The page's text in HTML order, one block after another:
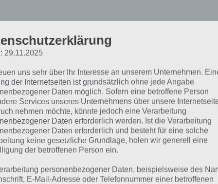
Lösung auf Fragen
D
geht es mit den Sachverhalten mit dem
wir für euch die 94% Lösung so aufbereitet, dass ihr
sodass euch die Antworten angezeigt werden.
“Dafür braucht man ein Ticket” gefragt. Weiterhin
die man mit anderen Ländern in Verbindung
29.11.2025
uns sehr über Ihr Interesse an unserem Unternehmen.
der Internetseiten ist grundsätzlich ohne jede Angabe
Daten möglich. Sofern eine betroffene Person
Services unseres Unternehmens über unsere
nehmen möchte, könnte jedoch eine Verarbeitung
Daten erforderlich werden. Ist die Verarbeitung
Daten erforderlich und besteht für eine solche
keine gesetzliche Grundlage, holen wir generell eine
der betroffenen Person ein.
personenbezogener Daten, beispielsweise des
E-Mail-Adresse oder Telefonnummer einer betroffenen